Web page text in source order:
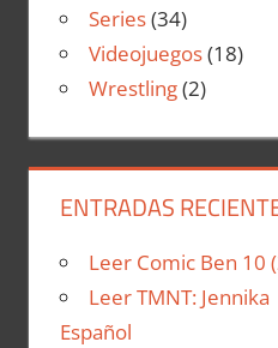
Series(34)
Videojuegos(18)
Wrestling(2)
ENTRADAS
Leer Comic Ben 10
Leer TMNT:
Español